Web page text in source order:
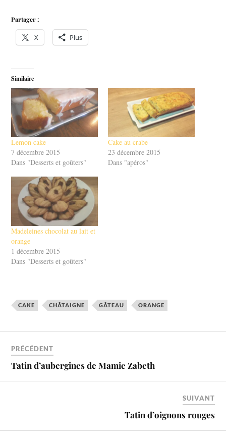
Partager :
X Plus
Similaire
Lemon cake
7 décembre 2015
Dans "Desserts et goûters"
Cake au crabe
23 décembre 2015
Dans "apéros"
Madeleines chocolat au lait et
orange
1 décembre 2015
Dans "Desserts et goûters"
CAKE CHÂTAIGNE GÂTEAU ORANGE
PRÉCÉDENT
Tatin d’aubergines de Mamie Zabeth
SUIVANT
Tatin d’oignons rouges